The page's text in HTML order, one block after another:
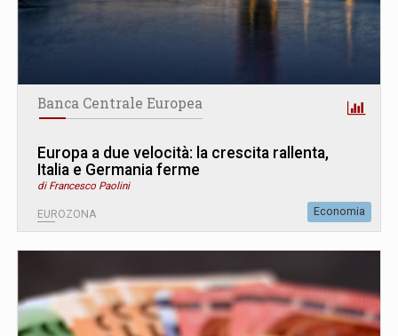
Banca Centrale Europea
Europa a due velocità: la crescita rallenta,
Italia e Germania ferme
di Francesco Paolini
EUROZONA Economia